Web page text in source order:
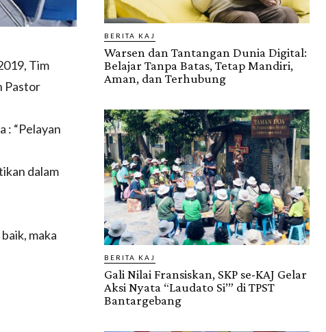
Tim
Pastor
: “Pelayan
dalam
maka
BERITA KAJ
Warsen dan Tantangan Dunia Digital:
Belajar Tanpa Batas, Tetap Mandiri,
Aman, dan Terhubung
BERITA KAJ
Gali Nilai Fransiskan, SKP se-KAJ Gelar
Aksi Nyata “Laudato Si’” di TPST
Bantargebang